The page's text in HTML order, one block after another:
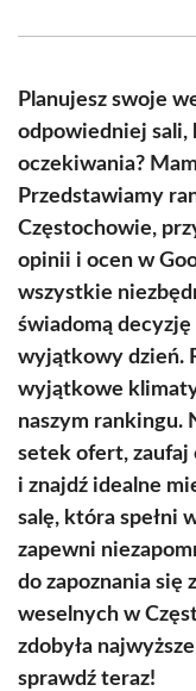
(Twitter)
Planujesz swoje
odpowiedniej sali,
oczekiwania?
Przedstawiamy
Częstochowie,
opinii i ocen w
wszystkie
świadomą decyzję
wyjątkowy dzień.
wyjątkowe
naszym rankingu.
setek ofert, zaufaj
i znajdź idealne
salę, która spełni
zapewni
do zapoznania się
weselnych w
zdobyła
sprawdź teraz!